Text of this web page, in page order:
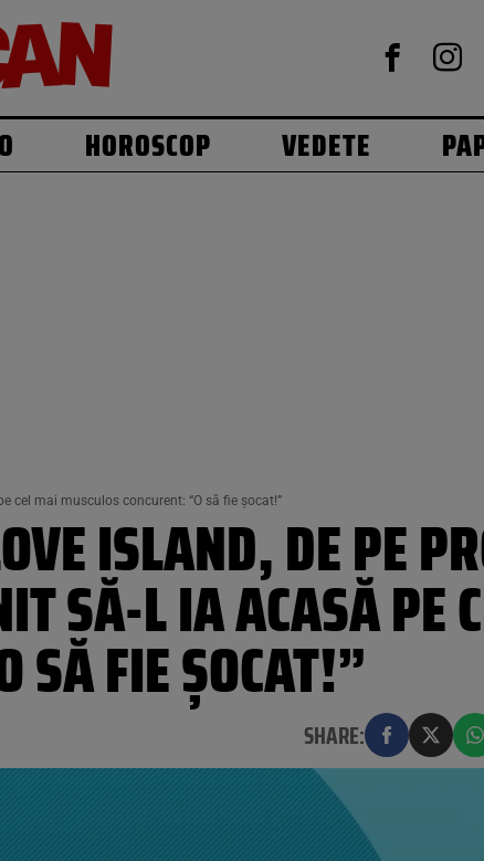
HOROSCOP VEDETE
cel mai musculos concurent: “O să fie șocat!”
ISLAND, DE PE
SĂ-L IA ACASĂ PE
SĂ FIE ȘOCAT!”
SHARE: